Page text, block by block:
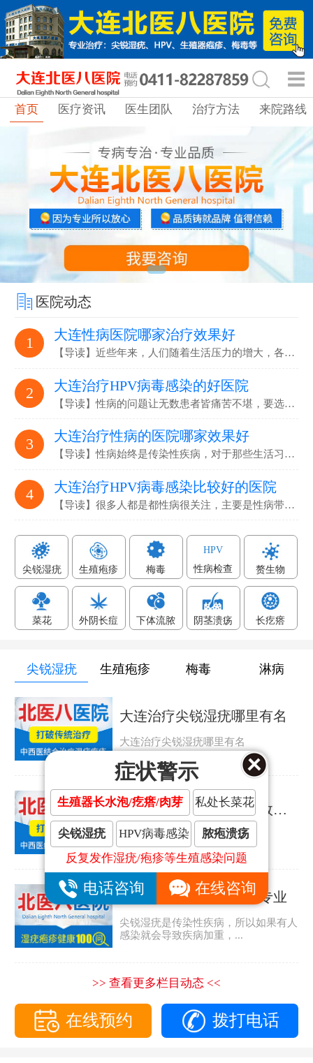
首页 医疗资讯 医生团队 治疗方法 来院路线
医院动态
1 大连性病医院哪家治疗效果好
【导读】近些年来，人们随着生活压力的增大，各…
2 大连治疗HPV病毒感染的好医院
【导读】性病的问题让无数患者皆痛苦不堪，要选…
3 大连治疗性病的医院哪家效果好
【导读】性病始终是传染性疾病，对于那些生活习…
4 大连治疗HPV病毒感染比较好的医院
【导读】很多人都是都性病很关注，主要是性病带…
尖锐湿疣 生殖疱疹 梅毒
HPV
性病检查
赘生物
菜花 外阴长痘 下体流脓 阴茎溃疡 长疙瘩
尖锐湿疣 生殖疱疹 梅毒 淋病
大连治疗尖锐湿疣哪里有名
大连治疗尖锐湿疣哪里有名
大连治疗尖锐湿疣哪里效果好
大连治疗尖锐湿疣哪里效果好
大连哪家尖锐湿疣医院专业
尖锐湿疣是传染性疾病，所以如果有人
感染就会导致疾病加重，...
>> 查看更多栏目动态 <<
在线预约 拨打电话
症状警示
生殖器长水泡/疙瘩/肉芽 私处长菜花
尖锐湿疣 HPV病毒感染
脓疱溃疡
反复发作湿疣/疱疹等生殖感染问题
电话咨询 在线咨询